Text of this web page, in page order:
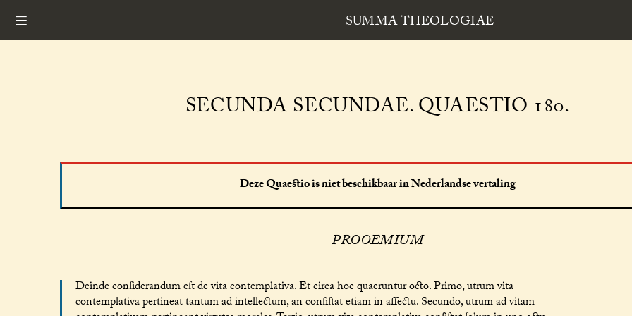
SUMMA THEOLOGIAE
SECUNDA SECUNDAE. QUAESTIO 180.
Deze Quaestio is niet beschikbaar in Nederlandse vertaling
PROOEMIUM
Deinde conſiderandum eſt de vita contemplativa. Et circa hoc quaeruntur octo. Primo, utrum vita
contemplativa pertineat tantum ad intellectum, an conſiſtat etiam in affectu. Secundo, utrum ad vitam